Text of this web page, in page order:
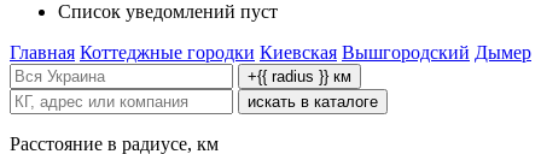
Список уведомлений пуст
Главная Коттеджные городки Киевская Вышгородский Дымер
+{{ radius }} км
искать в каталоге
Расстояние в радиусе, км